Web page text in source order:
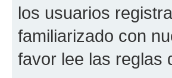
los usuarios
familiarizado con
favor lee las reglas